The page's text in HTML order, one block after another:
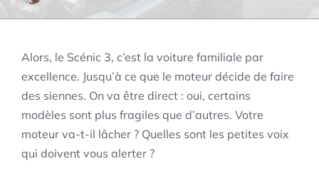
Alors, le Scénic 3, c’est la voiture familiale par
excellence. Jusqu’à ce que le moteur décide de faire
des siennes. On va être direct : oui, certains
modèles sont plus fragiles que d’autres. Votre
moteur va-t-il lâcher ? Quelles sont les petites voix
qui doivent vous alerter ?